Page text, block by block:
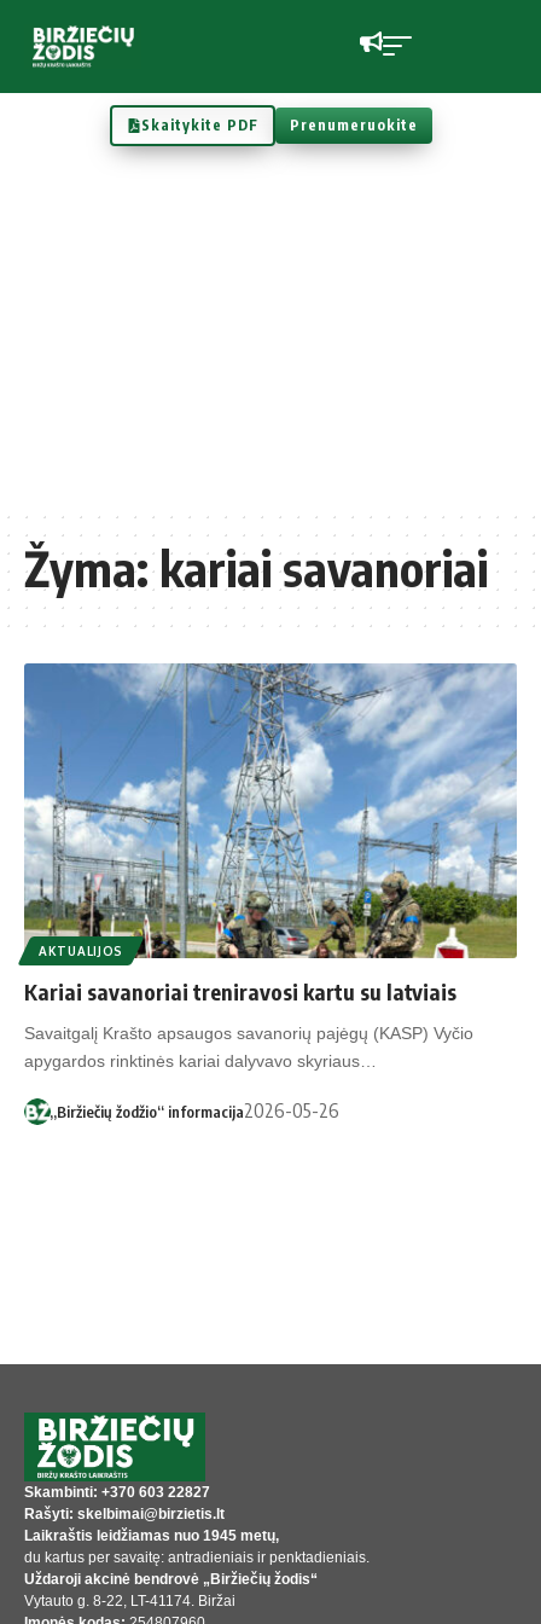
Skaitykite PDF Prenumeruokite
Žyma:kariai savanoriai
AKTUALIJOS
Kariai savanoriai treniravosi kartu su latviais
Savaitgalį Krašto apsaugos savanorių pajėgų (KASP) Vyčio
apygardos rinktinės kariai dalyvavo skyriaus…
„Biržiečių žodžio“ informacija2026-05-26
Skambinti: +370 603 22827
Rašyti: skelbimai@birzietis.lt
Laikraštis leidžiamas nuo 1945 metų,
du kartus per savaitę: antradieniais ir penktadieniais.
Uždaroji akcinė bendrovė „Biržiečių žodis“
Vytauto g. 8-22, LT-41174. Biržai